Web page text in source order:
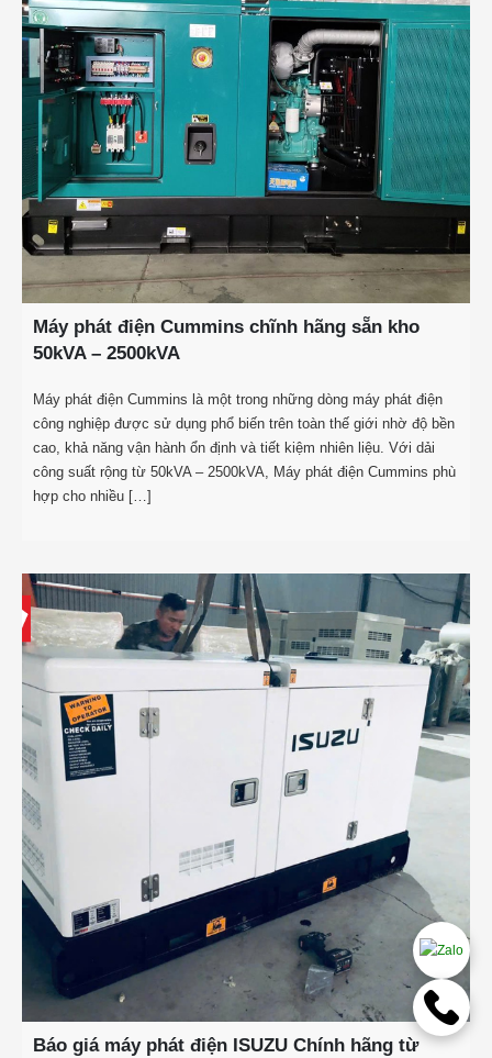
Máy phát điện Cummins chĩnh hãng sẵn kho
50kVA – 2500kVA
Máy phát điện Cummins là một trong những dòng máy phát điện
công nghiệp được sử dụng phổ biến trên toàn thế giới nhờ độ bền
cao, khả năng vận hành ổn định và tiết kiệm nhiên liệu. Với dải
công suất rộng từ 50kVA – 2500kVA, Máy phát điện Cummins phù
hợp cho nhiều […]
Báo giá máy phát điện ISUZU Chính hãng từ